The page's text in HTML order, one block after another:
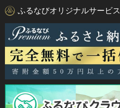
ふるなびオリジナルサービス